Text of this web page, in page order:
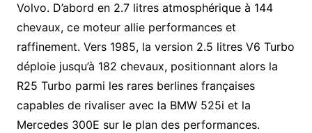
Volvo. D’abord en 2.7 litres atmosphérique à 144
chevaux, ce moteur allie performances et
raffinement. Vers 1985, la version 2.5 litres V6 Turbo
déploie jusqu’à 182 chevaux, positionnant alors la
R25 Turbo parmi les rares berlines françaises
capables de rivaliser avec la BMW 525i et la
Mercedes 300E sur le plan des performances.